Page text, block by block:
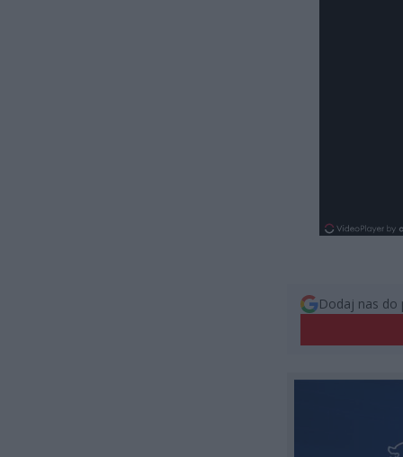
Dodaj nas do